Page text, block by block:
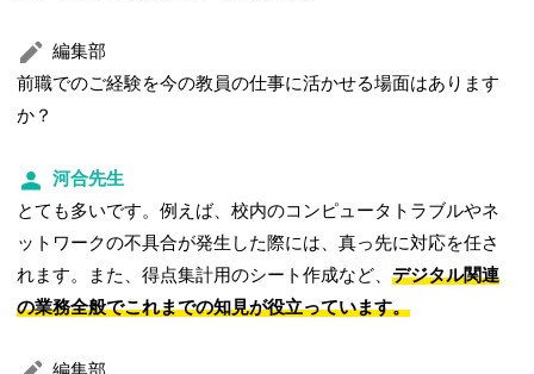
編集部
前職でのご経験を今の教員の仕事に活かせる場面はあります
か？
河合先生
とても多いです。例えば、校内のコンピュータトラブルやネ
ットワークの不具合が発生した際には、真っ先に対応を任さ
れます。また、得点集計用のシート作成など、デジタル関連
の業務全般でこれまでの知見が役立っています。